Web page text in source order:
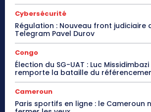
Cybersécurité
Régulation : Nouveau front judiciaire
Telegram Pavel Durov
Congo
Élection du SG-UAT : Luc
remporte la bataille du
Cameroun
Paris sportifs en ligne : le Cameroun